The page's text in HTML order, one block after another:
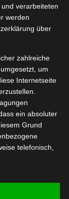
Weiterlesen
verarbeiteten
werden
über
zahlreiche
um
Internetseite
ein absoluter
Grund
telefonisch,